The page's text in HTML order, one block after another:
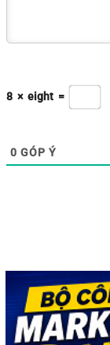
8 × eight =
0 GÓP Ý